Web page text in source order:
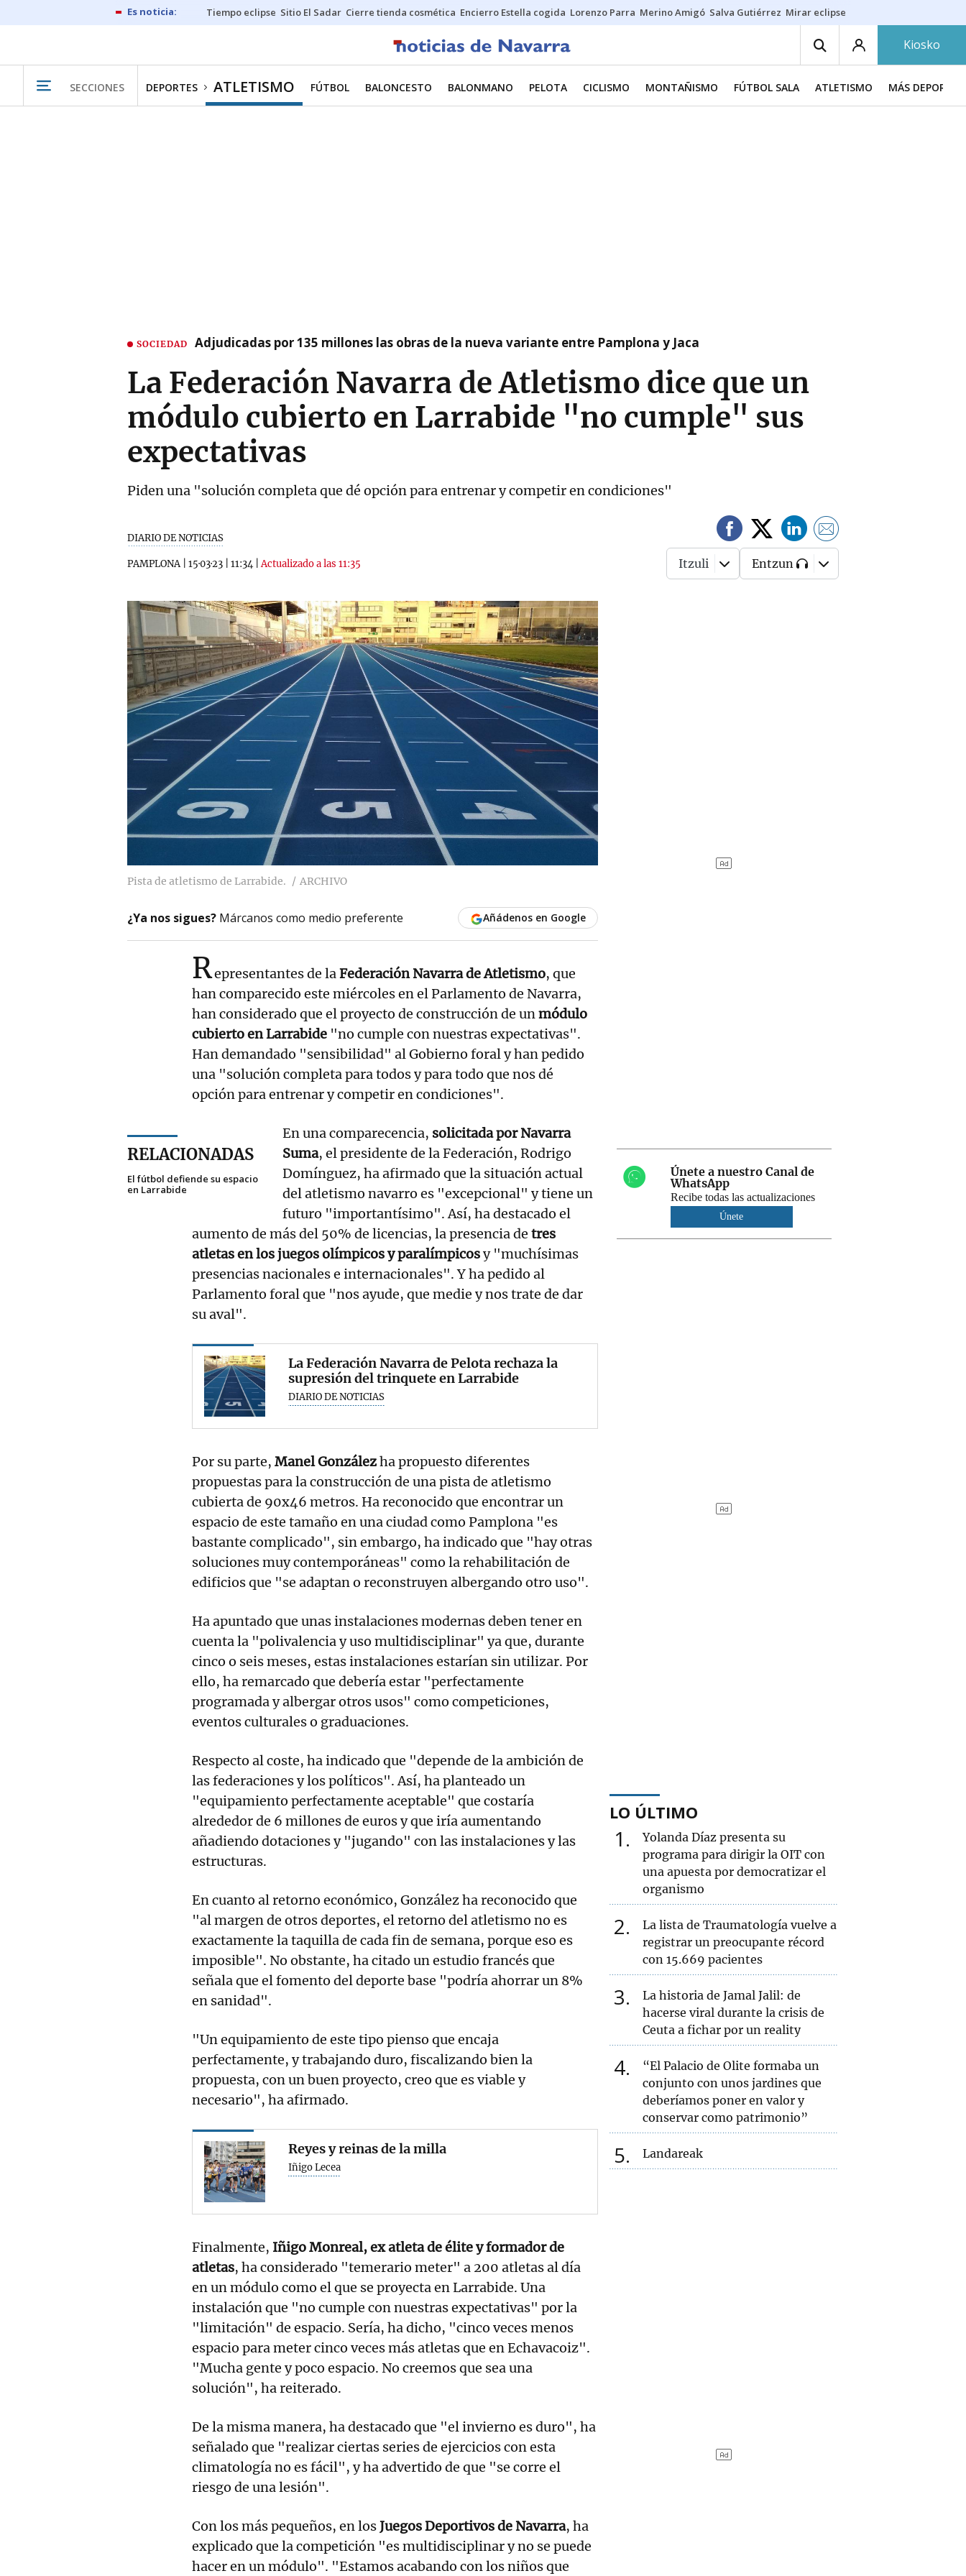
Tiempo eclipse Sitio El Sadar Cierre tienda cosmética Encierro Estella cogida Lorenzo Parra Merino Amigó Salva Gutiérrez Mirar eclipse
Kiosko
SECCIONES DEPORTES ATLETISMO FÚTBOL BALONCESTO BALONMANO PELOTA CICLISMO MONTAÑISMO FÚTBOL SALA ATLETISMO MÁS DEPORTES
SOCIEDAD Adjudicadas por 135 millones las obras de la nueva variante entre Pamplona y Jaca
La Federación Navarra de Atletismo dice que un
módulo cubierto en Larrabide "no cumple" sus
expectativas
Piden una "solución completa que dé opción para entrenar y competir en condiciones"
DIARIO DE NOTICIAS
PAMPLONA| 15·03·23 11:34 |Actualizado a las 11:35 Itzuli Entzun
Pista de atletismo de Larrabide. ARCHIVO
¿Ya nos sigues? Márcanos como medio preferente Añádenos en Google
Representantes de laFederación Navarra de Atletismo, que
han comparecido este miércoles en el Parlamento de Navarra,
han considerado que el proyecto de construcción de unmódulo
cubierto en Larrabide "no cumple con nuestras expectativas".
Han demandado "sensibilidad" al Gobierno foral y han pedido
una "solución completa para todos y para todo que nos dé
opción para entrenar y competir en condiciones".
RELACIONADAS
El fútbol defiende su espacio
en Larrabide
En una comparecencia, solicitada por Navarra
Suma, el presidente de la Federación, Rodrigo
Domínguez, ha afirmado que la situación actual
del atletismo navarro es "excepcional" y tiene un
futuro "importantísimo". Así, ha destacado el
aumento de más del 50% de licencias, la presencia de tres
atletas en los juegos olímpicos y paralímpicosy "muchísimas
presencias nacionales e internacionales". Y ha pedido al
Parlamento foral que "nos ayude, que medie y nos trate de dar
su aval".
La Federación Navarra de Pelota rechaza la
supresión del trinquete en Larrabide
DIARIO DE NOTICIAS
Por su parte, Manel Gonzálezha propuesto diferentes
propuestas para la construcción de una pista de atletismo
cubierta de 90x46 metros. Ha reconocido que encontrar un
espacio de este tamaño en una ciudad como Pamplona "es
bastante complicado", sin embargo, ha indicado que "hay otras
soluciones muy contemporáneas" como la rehabilitación de
edificios que "se adaptan o reconstruyen albergando otro uso".
Ha apuntado que unas instalaciones modernas deben tener en
cuenta la "polivalencia y uso multidisciplinar" ya que, durante
cinco o seis meses, estas instalaciones estarían sin utilizar. Por
ello, ha remarcado que debería estar "perfectamente
programada y albergar otros usos" como competiciones,
eventos culturales o graduaciones.
Respecto al coste, ha indicado que "depende de la ambición de
las federaciones y los políticos". Así, ha planteado un
"equipamiento perfectamente aceptable" que costaría
alrededor de 6 millones de euros y que iría aumentando
añadiendo dotaciones y "jugando" con las instalaciones y las
estructuras.
En cuanto al retorno económico, González ha reconocido que
"al margen de otros deportes, el retorno del atletismo no es
exactamente la taquilla de cada fin de semana, porque eso es
imposible". No obstante, ha citado un estudio francés que
señala que el fomento del deporte base "podría ahorrar un 8%
en sanidad".
"Un equipamiento de este tipo pienso que encaja
perfectamente, y trabajando duro, fiscalizando bien la
propuesta, con un buen proyecto, creo que es viable y
necesario", ha afirmado.
Reyes y reinas de la milla
Iñigo Lecea
Finalmente, Iñigo Monreal, ex atleta de élite y formador de
atletas, ha considerado "temerario meter" a 200 atletas al día
en un módulo como el que se proyecta en Larrabide. Una
instalación que "no cumple con nuestras expectativas" por la
"limitación" de espacio. Sería, ha dicho, "cinco veces menos
espacio para meter cinco veces más atletas que en Echavacoiz".
"Mucha gente y poco espacio. No creemos que sea una
solución", ha reiterado.
De la misma manera, ha destacado que "el invierno es duro", ha
señalado que "realizar ciertas series de ejercicios con esta
climatología no es fácil", y ha advertido de que "se corre el
riesgo de una lesión".
Con los más pequeños, en losJuegos Deportivos de Navarra, ha
explicado que la competición "es multidisciplinar y no se puede
hacer en un módulo". "Estamos acabando con los niños que
Únete a nuestro Canal de
WhatsApp
Recibe todas las actualizaciones
Únete
LO ÚLTIMO
1
Yolanda Díaz presenta su
programa para dirigir la OIT con
una apuesta por democratizar el
organismo
2
La lista de Traumatología vuelve a
registrar un preocupante récord
con 15.669 pacientes
3
La historia de Jamal Jalil: de
hacerse viral durante la crisis de
Ceuta a fichar por un reality
4
“El Palacio de Olite formaba un
conjunto con unos jardines que
deberíamos poner en valor y
conservar como patrimonio”
5 Landareak